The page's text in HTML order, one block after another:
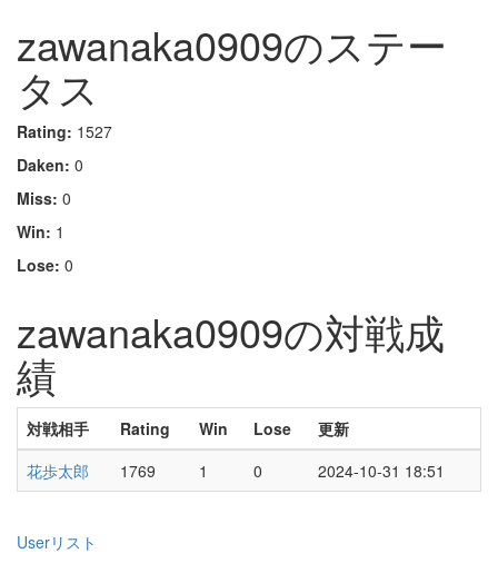
zawanaka0909のステー
タス
Rating: 1527
Daken: 0
Miss: 0
Win: 1
Lose: 0
zawanaka0909の対戦成
績
対戦相手 Rating Win Lose
更新
花歩太郎
1769 1 0 2024-10-31 18:51
Userリスト